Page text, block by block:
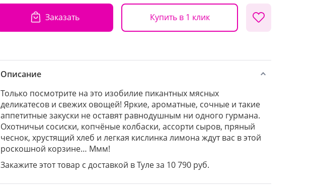
Заказать Купить в 1 клик
Описание
Только посмотрите на это изобилие пикантных мясных
деликатесов и свежих овощей! Яркие, ароматные, сочные и такие
аппетитные закуски не оставят равнодушным ни одного гурмана.
Охотничьи сосиски, копчёные колбаски, ассорти сыров, пряный
чеснок, хрустящий хлеб и легкая кислинка лимона ждут вас в этой
роскошной корзине… Ммм!
Закажите этот товар с доставкой в Туле за 10 790 руб.